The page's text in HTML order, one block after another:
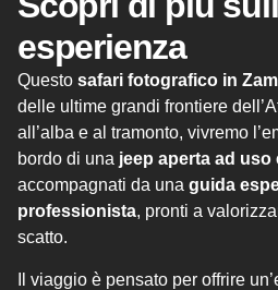
esperienza
Questo safari fotografico in
delle ultime grandi frontiere
all’alba e al tramonto, vivremo
bordo di una jeep aperta ad
accompagnati da una guida
professionista, pronti a
scatto.
Il viaggio è pensato per offrire